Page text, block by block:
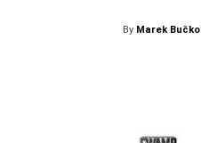
By Marek Bučko